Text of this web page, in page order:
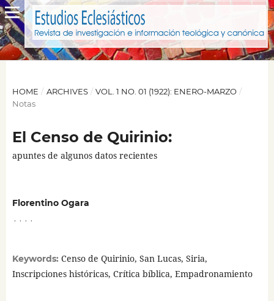
HOME / ARCHIVES / VOL. 1 NO. 01 (1922): ENERO-MARZO /
Notas
El Censo de Quirinio:
apuntes de algunos datos recientes
Florentino Ogara
Keywords: Censo de Quirinio, San Lucas, Siria,
Inscripciones históricas, Crítica bíblica, Empadronamiento